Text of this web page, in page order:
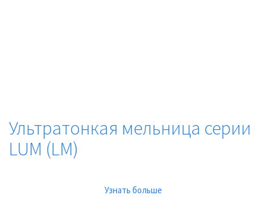
Ультратонкая мельница серии
LUM (LM)
Узнать больше